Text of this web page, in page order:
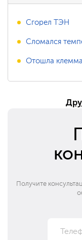
Сгорел ТЭН
Сломался
Отошла клемма
Получите